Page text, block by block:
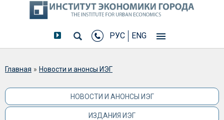
РУС ENG
Вы здесь
Главная » Новости и анонсы ИЭГ
НОВОСТИ И АНОНСЫ ИЭГ
ИЗДАНИЯ ИЭГ